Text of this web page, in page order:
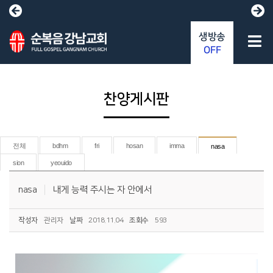
찬양게시판
전체 bdhm fri hosan imma nasa
sion yeouido
nasa 내게 능력 주시는 자 안에서
작성자 관리자 날짜 2018.11.04 조회수 593
생방송
OFF